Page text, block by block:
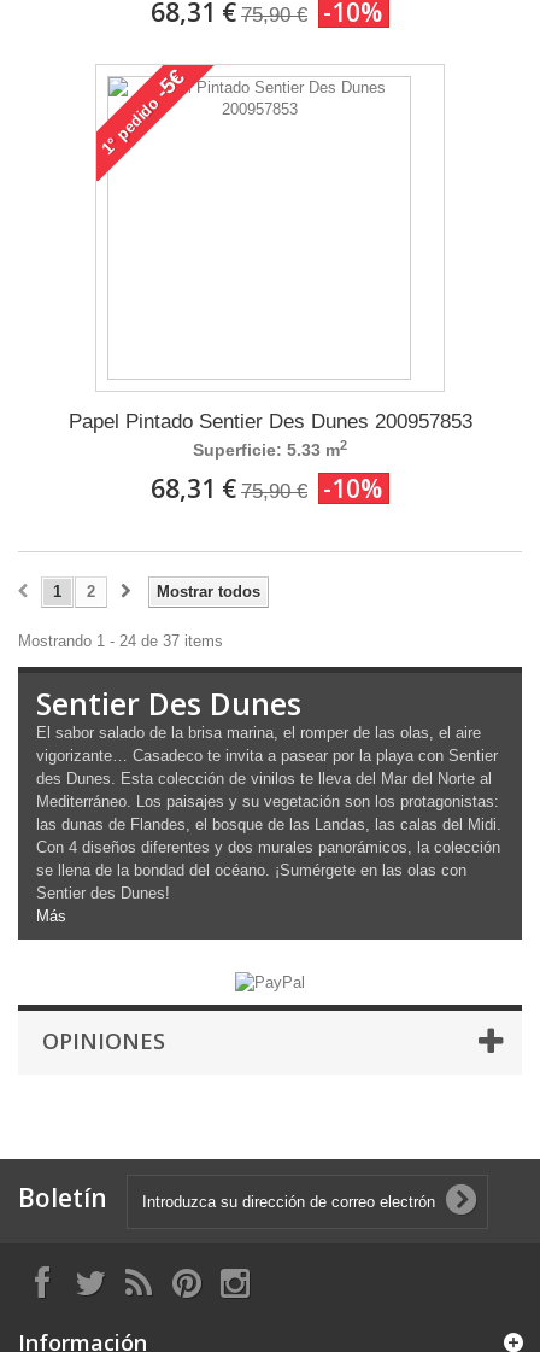
68,31 € 75,90 € -10%
1°
pedido
-5€
Papel Pintado Sentier Des Dunes 200957853
Superficie: 5.33 m2
68,31 € 75,90 € -10%
Mostrar todos
1 2
Mostrando 1 - 24 de 37 items
Sentier Des Dunes
El sabor salado de la brisa marina, el romper de las olas, el aire
vigorizante… Casadeco te invita a pasear por la playa con Sentier
des Dunes. Esta colección de vinilos te lleva del Mar del Norte al
Mediterráneo. Los paisajes y su vegetación son los protagonistas:
las dunas de Flandes, el bosque de las Landas, las calas del Midi.
Con 4 diseños diferentes y dos murales panorámicos, la colección
se llena de la bondad del océano. ¡Sumérgete en las olas con
Sentier des Dunes!
Más
OPINIONES
Boletín
Información